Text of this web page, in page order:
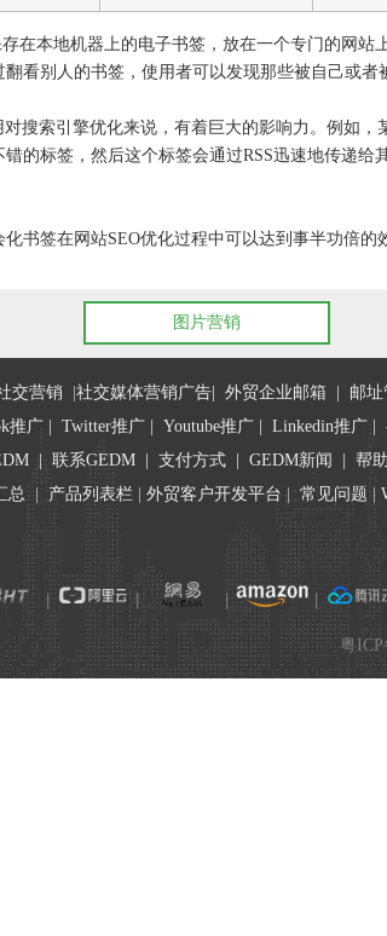
在本地机器上的电子书签，放在一个专门的网
看别人的书签，使用者可以发现那些被自己或者
搜索引擎优化来说，有着巨大的影响力。例如
标签，然后这个标签会通过RSS迅速地传递给
书签在网站SEO优化过程中可以达到事半功倍的
图片营销
交营销 社交媒体营销广告 外贸企业邮箱 邮
推广 Twitter推广 Youtube推广 Linkedin推广
| 联系GEDM 支付方式 GEDM新闻 帮
总 产品列表栏 外贸客户开发平台 | 常见问题
丨
粤ICP